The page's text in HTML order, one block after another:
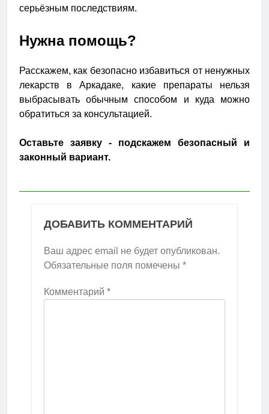
серьёзным последствиям.
Нужна помощь?
Расскажем, как безопасно избавиться от ненужных
лекарств в Аркадаке, какие препараты нельзя
выбрасывать обычным способом и куда можно
обратиться за консультацией.
Оставьте заявку - подскажем безопасный и
законный вариант.
ДОБАВИТЬ КОММЕНТАРИЙ
Ваш адрес email не будет опубликован.
Обязательные поля помечены *
Комментарий *